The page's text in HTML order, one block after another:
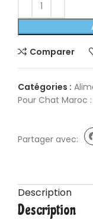
Comparer
Catégories :
Pour Chat Maroc
Partager avec:
Description
Description